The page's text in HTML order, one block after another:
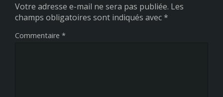
Votre adresse e-mail ne sera pas publiée. Les
champs obligatoires sont indiqués avec*
Commentaire *